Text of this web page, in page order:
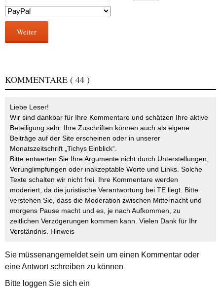
Weiter
KOMMENTARE ( 44 )
Liebe Leser!
Wir sind dankbar für Ihre Kommentare und schätzen Ihre aktive
Beteiligung sehr. Ihre Zuschriften können auch als eigene
Beiträge auf der Site erscheinen oder in unserer
Monatszeitschrift „Tichys Einblick“.
Bitte entwerten Sie Ihre Argumente nicht durch Unterstellungen,
Verunglimpfungen oder inakzeptable Worte und Links. Solche
Texte schalten wir nicht frei. Ihre Kommentare werden
moderiert, da die juristische Verantwortung bei TE liegt. Bitte
verstehen Sie, dass die Moderation zwischen Mitternacht und
morgens Pause macht und es, je nach Aufkommen, zu
zeitlichen Verzögerungen kommen kann. Vielen Dank für Ihr
Verständnis. Hinweis
Sie müssenangemeldetsein um einen Kommentar oder
eine Antwort schreiben zu können
Bitte loggen Sie sich ein